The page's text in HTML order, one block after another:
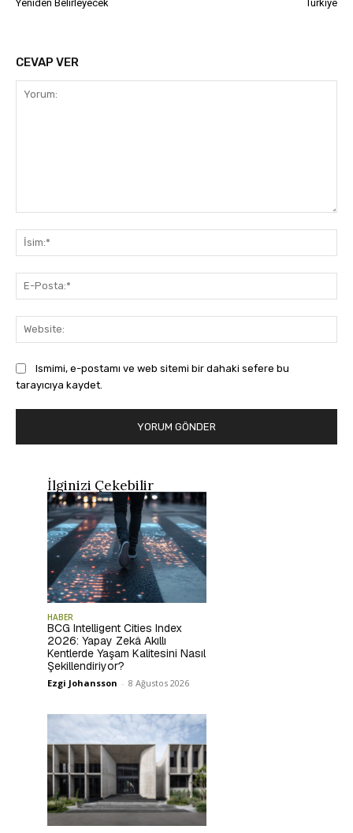
Yeniden Belirleyecek Türkiye
CEVAP VER
Ismimi, e-postamı ve web sitemi bir dahaki sefere bu
tarayıcıya kaydet.
İlginizi Çekebilir
HABER
BCG Intelligent Cities Index
2026: Yapay Zekâ Akıllı
Kentlerde Yaşam Kalitesini Nasıl
Şekillendiriyor?
Ezgi Johansson - 8 Ağustos 2026